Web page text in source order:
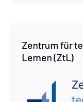
Zentrum für
Lernen (ZtL)